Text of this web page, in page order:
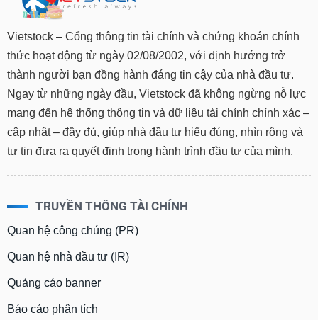
Vietstock – Cổng thông tin tài chính và chứng khoán chính
thức hoạt động từ ngày 02/08/2002, với định hướng trở
thành người bạn đồng hành đáng tin cậy của nhà đầu tư.
Ngay từ những ngày đầu, Vietstock đã không ngừng nỗ lực
mang đến hệ thống thông tin và dữ liệu tài chính chính xác –
cập nhật – đầy đủ, giúp nhà đầu tư hiểu đúng, nhìn rộng và
tự tin đưa ra quyết định trong hành trình đầu tư của mình.
TRUYỀN THÔNG TÀI CHÍNH
Quan hệ công chúng (PR)
Quan hệ nhà đầu tư (IR)
Quảng cáo banner
Báo cáo phân tích
chính